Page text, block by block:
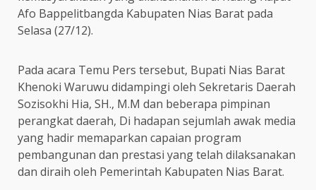
Afo Bappelitbangda Kabupaten Nias Barat pada
Selasa (27/12).
Pada acara Temu Pers tersebut, Bupati Nias Barat
Khenoki Waruwu didampingi oleh Sekretaris Daerah
Sozisokhi Hia, SH., M.M dan beberapa pimpinan
perangkat daerah, Di hadapan sejumlah awak media
yang hadir memaparkan capaian program
pembangunan dan prestasi yang telah dilaksanakan
dan diraih oleh Pemerintah Kabupaten Nias Barat.